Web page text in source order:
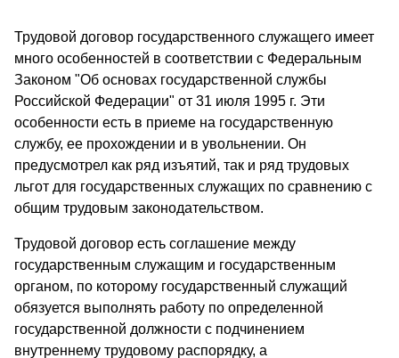
Трудовой договор государственного служащего имеет
много особенностей в соответствии с Федеральным
Законом "Об основах государственной службы
Российской Федерации" от 31 июля 1995 г. Эти
особенности есть в приеме на государственную
службу, ее прохождении и в увольнении. Он
предусмотрел как ряд изъятий, так и ряд трудовых
льгот для государственных служащих по сравнению с
общим трудовым законодательством.
Трудовой договор есть соглашение между
государственным служащим и государственным
органом, по которому государственный служащий
обязуется выполнять работу по определенной
государственной должности с подчинением
внутреннему трудовому распорядку, а